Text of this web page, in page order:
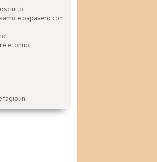
e papavero con
e tonno
fagiolini